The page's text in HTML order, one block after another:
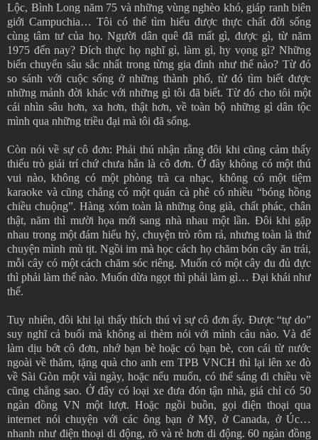
Lộc, Bình Long năm 75 và những vùng nghèo khó, giáp ranh biên
giới Campuchia… Tôi có thể tìm hiểu được thực chất đời sống
cùng tâm tư của họ. Người dân quê đã mất gì, được gì, từ năm
1975 đến nay? Đích thực họ nghĩ gì, làm gì, hy vọng gì? Những
biến chuyển sâu sắc nhất trong từng gia đình như thế nào? Từ đó
so sánh với cuộc sống ở những thành phố, từ đó tìm biết được
những mảnh đời khác với những gì tôi đã biết. Từ đó cho tôi một
cái nhìn sâu hơn, xa hơn, thật hơn, về toàn bộ những gì dân tộc
mình qua những triều đại mà tôi đã sống.
Còn nói về sự cô đơn: Phải thú nhận rằng đôi khi cũng cảm thấy
thiếu trò giải trí chứ chưa hẳn là cô đơn. Ở đây không có một thú
vui nào, không có một phòng trà ca nhạc, không có một tiệm
karaoke và cũng chẳng có một quán cà phê có nhiều “bóng hồng
chiều chuộng”. Hàng xóm toàn là những ông già, chất phác, chân
thật, năm thì mười họa mới sang nhà nhau một lần. Đôi khi gặp
nhau trong một đám hiếu hỷ, chuyện trò rôm rả, nhưng toàn là thứ
chuyện mình mù tịt. Ngồi im mà học cách họ chăm bón cây ăn trái,
mỗi cây có một cách chăm sóc riêng. Muốn có một cây đu đủ đực
thì phải làm thế nào. Muốn dừa ngọt thì phải làm gì… Đại khái như
thế.
Tuy nhiên, đôi khi lại thấy thích thú vì sự cô đơn ấy. Được “tự do”
suy nghĩ cả buổi mà không ai thèm nói với mình câu nào. Và để
làm dịu bớt cô đơn, nhớ bạn bè hoặc có bạn bè, con cái từ nước
ngoài về thăm, tặng quà cho anh em TPB VNCH thì lại lên xe đò
về Sài Gòn một vài ngày, hoặc nếu muốn, có thể sáng đi chiều về
cũng chẳng sao. Ở đây có loại xe đưa đón tận nhà, giá chỉ có 50
ngàn đồng VN một lượt. Hoặc ngồi buồn, gọi điện thoại qua
internet nói chuyện với các ông bạn ở Mỹ, ở Canada, ở Úc…
nhanh như điện thoại di động, rõ và rẻ hơn di động. 60 ngàn đồng